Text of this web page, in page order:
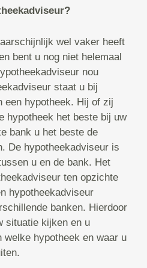
wel vaker heeft
bent u nog niet helemaal
nou
staat u bij
een hypotheek. Hij of zij
hypotheek het beste bij uw
bank u het beste de
De hypotheekadviseur is
u en de bank. Het
ten opzichte
hypotheekadviseur
banken. Hierdoor
situatie kijken en u
welke hypotheek en waar u